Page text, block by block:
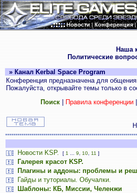
Новости|Конференция|
Наша
Политические
» Канал Kerbal Space Program
Конференция предназначена для
Пожалуйста, открывайте темы только в
Поиск| Правила конференции|
Новости KSP. [ 1 9 10 11 ]
Галерея красот KSP.
Плагины и аддоны: проблемы и
Гайды и туториалы. Обучалки.
Шаблоны: КБ, Миссии, Челенжи